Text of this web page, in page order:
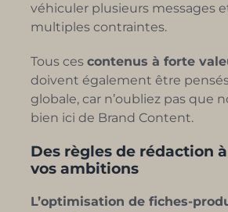
véhiculer plusieurs messages
multiples contraintes.
Tous ces contenus à forte
doivent également être
globale, car n’oubliez pas que
bien ici de Brand Content.
Des règles de rédaction
vos ambitions
L’optimisation de fiches-